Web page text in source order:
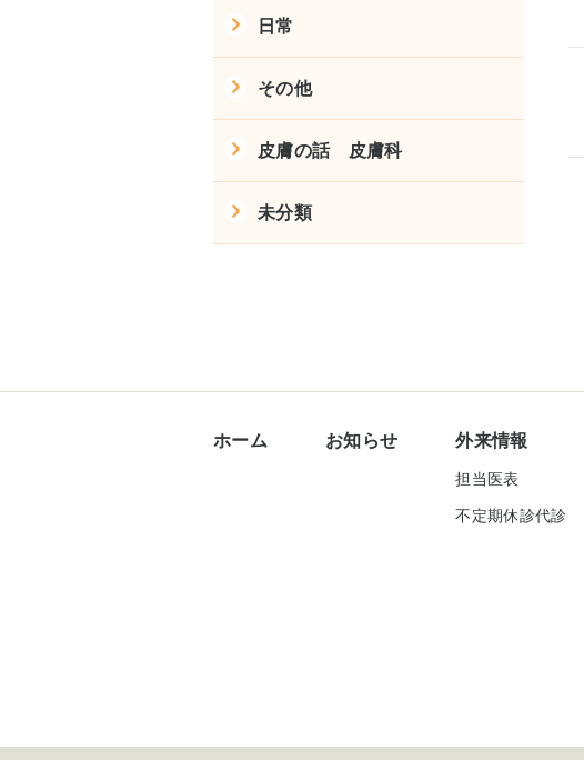
日常
その他
皮膚の話 皮膚科
未分類
ホーム お知らせ 外来情報
担当医表
不定期休診代診